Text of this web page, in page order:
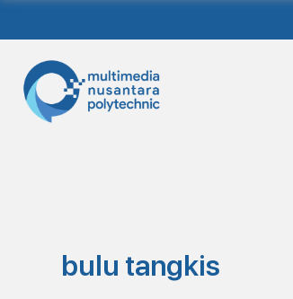
bulu tangkis